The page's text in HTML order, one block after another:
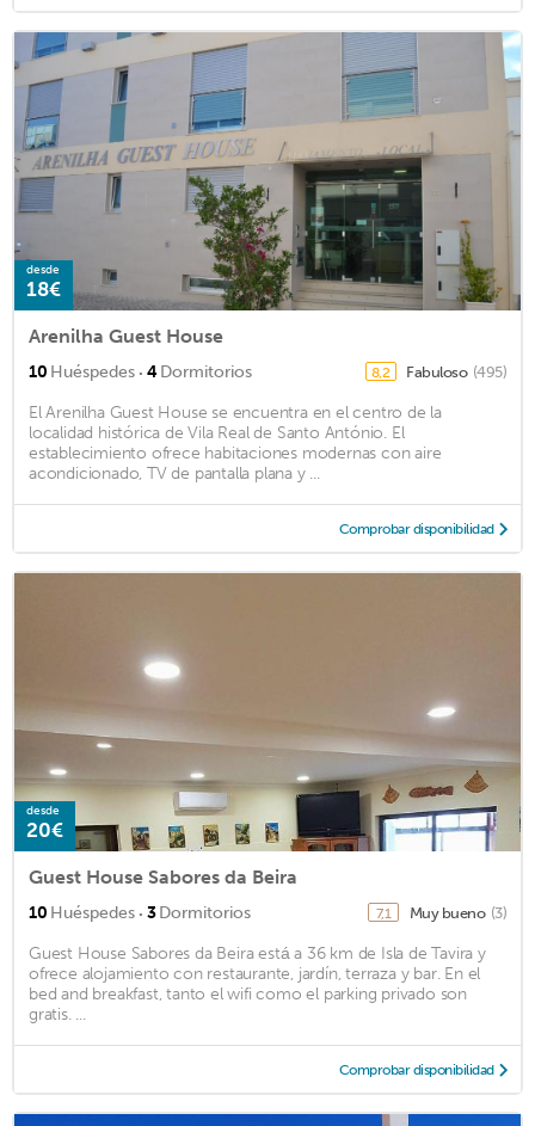
desde
18€
Arenilha Guest House
10 Huéspedes · 4Dormitorios 8,2 Fabuloso (495)
El Arenilha Guest House se encuentra en el centro de la
localidad histórica de Vila Real de Santo António. El
establecimiento ofrece habitaciones modernas con aire
acondicionado, TV de pantalla plana y ...
Comprobar disponibilidad
desde
20€
Guest House Sabores da Beira
10 Huéspedes · 3Dormitorios 7,1 Muy bueno (3)
Guest House Sabores da Beira está a 36 km de Isla de Tavira y
ofrece alojamiento con restaurante, jardín, terraza y bar. En el
bed and breakfast, tanto el wifi como el parking privado son
gratis. ...
Comprobar disponibilidad